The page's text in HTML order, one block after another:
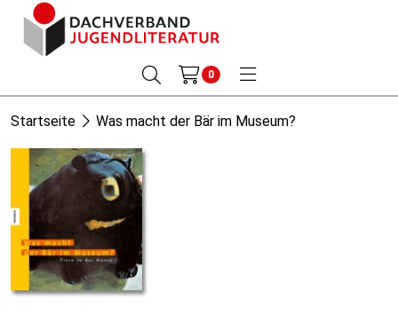
0
Startseite Was macht der Bär im Museum?